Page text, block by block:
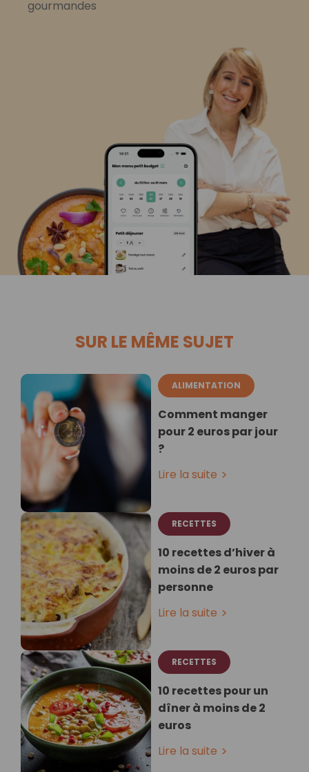
gourmandes
SUR LE MÊME SUJET
ALIMENTATION
Comment manger
pour 2 euros par jour
?
Lire la suite
RECETTES
10 recettes d’hiver à
moins de 2 euros par
personne
Lire la suite
RECETTES
10 recettes pour un
dîner à moins de 2
euros
Lire la suite